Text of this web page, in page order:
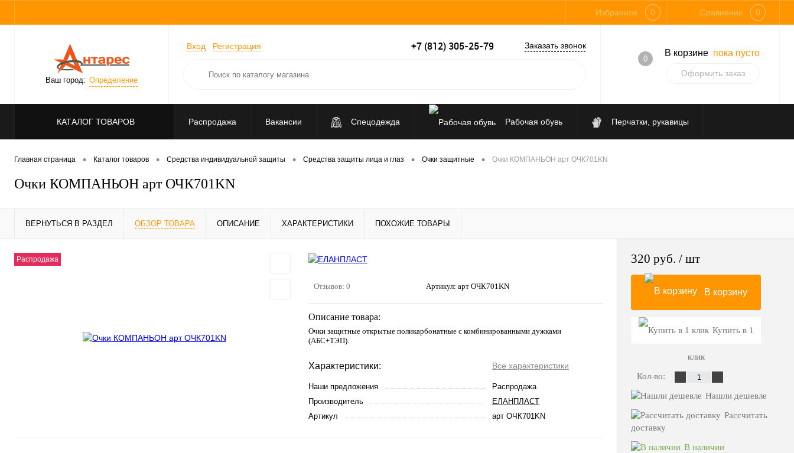
Избранное 0 Сравнение 0
Ваш город: Определение
Вход Регистрация +7 (812) 305-25-79 Заказать звонок
0
В корзине пока пусто
Оформить заказ
КАТАЛОГ ТОВАРОВ Распродажа Вакансии Спецодежда Рабочая обувь Перчатки, рукавицы
Средства индивидуальной защиты
Главная страница • Каталог товаров • Средства индивидуальной защиты • Средства защиты лица и глаз • Очки защитные • Очки КОМПАНЬОН арт ОЧК701KN
Очки КОМПАНЬОН арт ОЧК701KN
ВЕРНУТЬСЯ В РАЗДЕЛ ОБЗОР ТОВАРА ОПИСАНИЕ ХАРАКТЕРИСТИКИ ПОХОЖИЕ ТОВАРЫ
Распродажа
Отзывов: 0 Артикул: арт ОЧК701KN
Описание товара:
Очки защитные открытые поликарбонатные с комбинированными дужками
(АБС+ТЭП).
Характеристики: Все характеристики
Наши предложения
Распродажа
Производитель
ЕЛАНПЛАСТ
Артикул
арт ОЧК701KN
320 руб. / шт
В корзину
Купить в 1
клик
Кол-во:
Нашли дешевле
Рассчитать
доставку
В наличии